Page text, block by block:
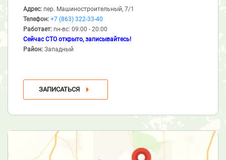
Адрес: пер. Машиностроительный, 7/1
Телефон: +7 (863) 322-33-40
Работает: пн-вс: 09:00 - 20:00
Сейчас СТО открыто, записывайтесь!
Район: Западный
ЗАПИСАТЬСЯ